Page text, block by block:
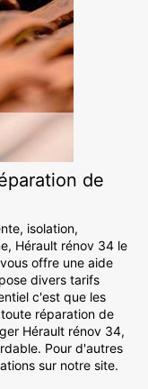
de
isolation,
Hérault rénov 34 le
offre une aide
divers tarifs
c'est que les
réparation de
Hérault rénov 34,
Pour d'autres
sur notre site.